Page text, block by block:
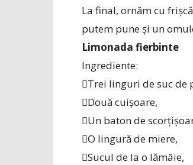
La final, ornăm cu
putem pune și un
Limonada fierbinte
Ingrediente:
Trei linguri de suc de
Două cuișoare,
Un baton de
O lingură de miere,
Sucul de la o lămâie,